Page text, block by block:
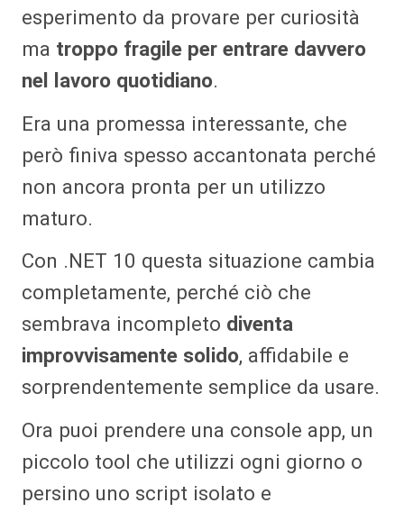
esperimento da provare per curiosità
ma troppo fragile per entrare davvero
nel lavoro quotidiano.
Era una promessa interessante, che
però finiva spesso accantonata perché
non ancora pronta per un utilizzo
maturo.
Con .NET 10 questa situazione cambia
completamente, perché ciò che
sembrava incompleto diventa
improvvisamente solido, affidabile e
sorprendentemente semplice da usare.
Ora puoi prendere una console app, un
piccolo tool che utilizzi ogni giorno o
persino uno script isolato e